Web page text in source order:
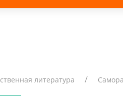
литература